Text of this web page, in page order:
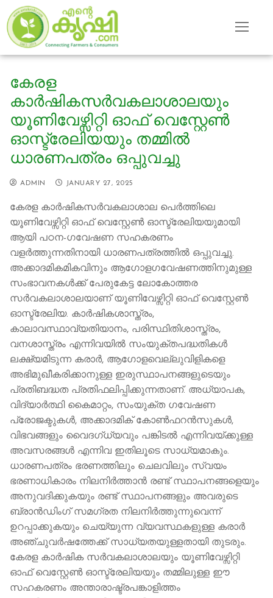
Skip
to
content
കേരള
കാർഷികസർവകലാശാലയും
യൂണിവേഴ്സിറ്റി ഓഫ് വെസ്റ്റേൺ
ഓസ്ട്രേലിയയും തമ്മില്‍
ധാരണപത്രം ഒപ്പുവച്ചു
ADMIN JANUARY 27, 2025
കേരള കാർഷികസർവകലാശാല പെർത്തിലെ
യൂണിവേഴ്സിറ്റി ഓഫ് വെസ്റ്റേൺ ഓസ്ട്രേലിയയുമായി
ആയി പഠന-ഗവേഷണ സഹകരണം
വളർത്തുന്നതിനായി ധാരണപത്രത്തിൽ ഒപ്പുവച്ചു.
അക്കാദമികമികവിനും ആഗോളഗവേഷണത്തിനുമുള്ള
സംഭാവനകൾക്ക് പേരുകേട്ട ലോകോത്തര
സർവകലാശാലയാണ് യൂണിവേഴ്സിറ്റി ഓഫ് വെസ്റ്റേൺ
ഓസ്ട്രേലിയ. കാർഷികശാസ്ത്രം,
കാലാവസ്ഥാവ്യതിയാനം, പരിസ്ഥിതിശാസ്ത്രം,
വനശാസ്ത്രം എന്നിവയിൽ സംയുക്തപദ്ധതികൾ
ലക്ഷ്യമിടുന്ന കരാർ, ആഗോളവെല്ലുവിളികളെ
അഭിമുഖീകരിക്കാനുള്ള ഇരുസ്ഥാപനങ്ങളുടെയും
പ്രതിബദ്ധത പ്രതിഫലിപ്പിക്കുന്നതാണ്. അധ്യാപക,
വിദ്യാർത്ഥി കൈമാറ്റം, സംയുക്ത ഗവേഷണ
പ്രോജക്ടുകൾ, അക്കാദമിക് കോൺഫറൻസുകൾ,
വിഭവങ്ങളും വൈദഗ്ധ്യവും പങ്കിടൽ എന്നിവയ്ക്കുള്ള
അവസരങ്ങൾ എന്നിവ ഇതിലൂടെ സാധ്യമാകും.
ധാരണപത്രം ഭരണത്തിലും ചെലവിലും സ്വയം
ഭരണാധികാരം നിലനിർത്താൻ രണ്ട് സ്ഥാപനങ്ങളെയും
അനുവദിക്കുകയും രണ്ട് സ്ഥാപനങ്ങളും അവരുടെ
ബ്രാൻഡിംഗ് സമഗ്രത നിലനിർത്തുന്നുവെന്ന്
ഉറപ്പാക്കുകയും ചെയ്യുന്ന വ്യവസ്ഥകളുള്ള കരാർ
അഞ്ചുവർഷത്തേക്ക് സാധ്യതയുള്ളതായി തുടരും.
കേരള കാർഷിക സർവകലാശാലയും യൂണിവേഴ്സിറ്റി
ഓഫ് വെസ്റ്റേൺ ഓസ്ട്രേലിയയും തമ്മിലുള്ള ഈ
സഹകരണം അന്താരാഷ്ട്രപങ്കാളിത്തം